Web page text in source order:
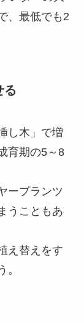
、最低でも2
る
し木」で増
育期の5～8
ープランツ
うこともあ
え替えをす
。